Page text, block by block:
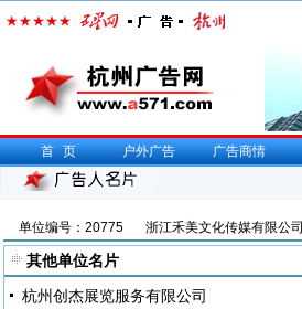
首页 户外广告 广告商情
单位编号：20775 浙江禾美文化传媒有限公司
其他单位名片
杭州创杰展览服务有限公司